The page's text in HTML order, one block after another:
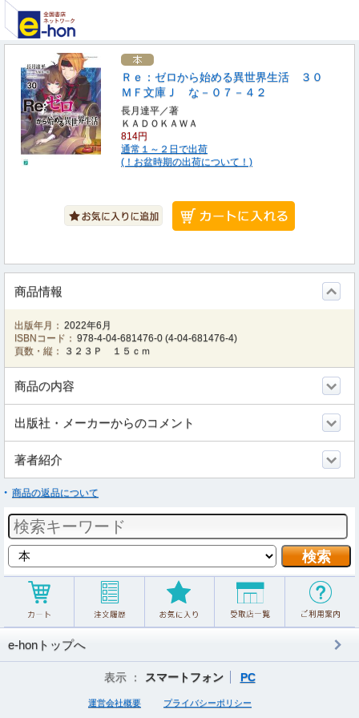
Ｒｅ：ゼロから始める異世界生活 ３０
ＭＦ文庫Ｊ な－０７－４２
長月達平／著
ＫＡＤＯＫＡＷＡ
814円
通常１～２日で出荷
(！お盆時期の出荷について！)
商品情報
出版年月： 2022年6月
ISBNコード： 978-4-04-681476-0 (4-04-681476-4)
頁数・縦：
３２３Ｐ １５ｃｍ
商品の内容
出版社・メーカーからのコメント
著者紹介
商品の返品について
e-honトップへ
表示 ： スマートフォン PC
運営会社概要 プライバシーポリシー